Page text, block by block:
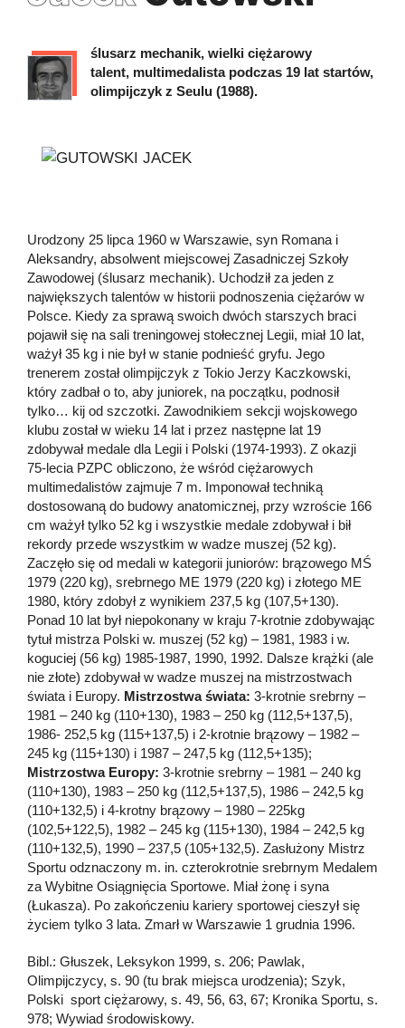
ślusarz mechanik, wielki ciężarowy
talent, multimedalista podczas 19 lat startów,
olimpijczyk z Seulu (1988).
Urodzony 25 lipca 1960 w Warszawie, syn Romana i
Aleksandry, absolwent miejscowej Zasadniczej Szkoły
Zawodowej (ślusarz mechanik). Uchodził za jeden z
największych talentów w historii podnoszenia ciężarów w
Polsce. Kiedy za sprawą swoich dwóch starszych braci
pojawił się na sali treningowej stołecznej Legii, miał 10 lat,
ważył 35 kg i nie był w stanie podnieść gryfu. Jego
trenerem został olimpijczyk z Tokio Jerzy Kaczkowski,
który zadbał o to, aby juniorek, na początku, podnosił
tylko… kij od szczotki. Zawodnikiem sekcji wojskowego
klubu został w wieku 14 lat i przez następne lat 19
zdobywał medale dla Legii i Polski (1974-1993). Z okazji
75-lecia PZPC obliczono, że wśród ciężarowych
multimedalistów zajmuje 7 m. Imponował techniką
dostosowaną do budowy anatomicznej, przy wzroście 166
cm ważył tylko 52 kg i wszystkie medale zdobywał i bił
rekordy przede wszystkim w wadze muszej (52 kg).
Zaczęło się od medali w kategorii juniorów: brązowego MŚ
1979 (220 kg), srebrnego ME 1979 (220 kg) i złotego ME
1980, który zdobył z wynikiem 237,5 kg (107,5+130).
Ponad 10 lat był niepokonany w kraju 7-krotnie zdobywając
tytuł mistrza Polski w. muszej (52 kg) – 1981, 1983 i w.
koguciej (56 kg) 1985-1987, 1990, 1992. Dalsze krążki (ale
nie złote) zdobywał w wadze muszej na mistrzostwach
świata i Europy. Mistrzostwa świata: 3-krotnie srebrny –
1981 – 240 kg (110+130), 1983 – 250 kg (112,5+137,5),
1986- 252,5 kg (115+137,5) i 2-krotnie brązowy – 1982 –
245 kg (115+130) i 1987 – 247,5 kg (112,5+135);
Mistrzostwa Europy: 3-krotnie srebrny – 1981 – 240 kg
(110+130), 1983 – 250 kg (112,5+137,5), 1986 – 242,5 kg
(110+132,5) i 4-krotny brązowy – 1980 – 225kg
(102,5+122,5), 1982 – 245 kg (115+130), 1984 – 242,5 kg
(110+132,5), 1990 – 237,5 (105+132,5). Zasłużony Mistrz
Sportu odznaczony m. in. czterokrotnie srebrnym Medalem
za Wybitne Osiągnięcia Sportowe. Miał żonę i syna
(Łukasza). Po zakończeniu kariery sportowej cieszył się
życiem tylko 3 lata. Zmarł w Warszawie 1 grudnia 1996.
Bibl.: Głuszek, Leksykon 1999, s. 206; Pawlak,
Olimpijczycy, s. 90 (tu brak miejsca urodzenia); Szyk,
Polski sport ciężarowy, s. 49, 56, 63, 67; Kronika Sportu, s.
978; Wywiad środowiskowy.